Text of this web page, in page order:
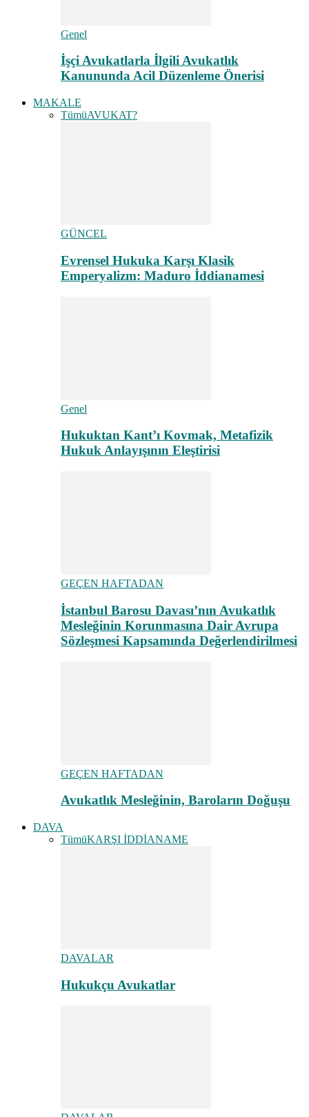
Genel
İşçi Avukatlarla İlgili Avukatlık
Kanununda Acil Düzenleme Önerisi
MAKALE
TümüAVUKAT?
GÜNCEL
Evrensel Hukuka Karşı Klasik
Emperyalizm: Maduro İddianamesi
Genel
Hukuktan Kant’ı Kovmak, Metafizik
Hukuk Anlayışının Eleştirisi
GEÇEN HAFTADAN
İstanbul Barosu Davası’nın Avukatlık
Mesleğinin Korunmasına Dair Avrupa
Sözleşmesi Kapsamında Değerlendirilmesi
GEÇEN HAFTADAN
Avukatlık Mesleğinin, Baroların Doğuşu
DAVA
TümüKARŞI İDDİANAME
DAVALAR
Hukukçu Avukatlar